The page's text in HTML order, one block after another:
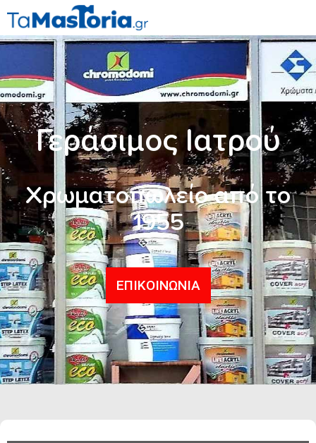
Γεράσιμος Ιατρού
Χρωματοπωλείο από το
1955
ΕΠΙΚΟΙΝΩΝΙΑ